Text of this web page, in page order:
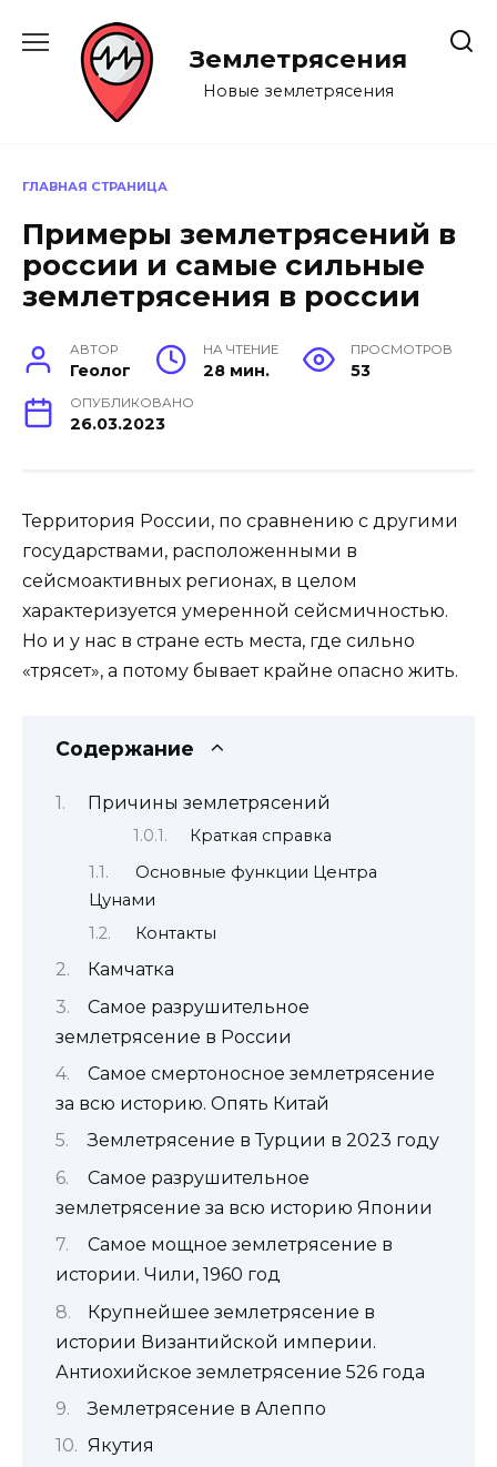
содержанию
Землетрясения
Новые землетрясения
ГЛАВНАЯ СТРАНИЦА
Примеры землетрясений в
россии и самые сильные
землетрясения в россии
АВТОР
Геолог
НА ЧТЕНИЕ
28 мин.
ПРОСМОТРОВ
53
ОПУБЛИКОВАНО
26.03.2023
Территория России, по сравнению с другими
государствами, расположенными в
сейсмоактивных регионах, в целом
характеризуется умеренной сейсмичностью.
Но и у нас в стране есть места, где сильно
«трясет», а потому бывает крайне опасно жить.
Содержание
Причины землетрясений
Краткая справка
Основные функции Центра
Цунами
Контакты
Камчатка
Самое разрушительное
землетрясение в России
Самое смертоносное землетрясение
за всю историю. Опять Китай
Землетрясение в Турции в 2023 году
Самое разрушительное
землетрясение за всю историю Японии
Самое мощное землетрясение в
истории. Чили, 1960 год
Крупнейшее землетрясение в
истории Византийской империи.
Антиохийское землетрясение 526 года
Землетрясение в Алеппо
Якутия